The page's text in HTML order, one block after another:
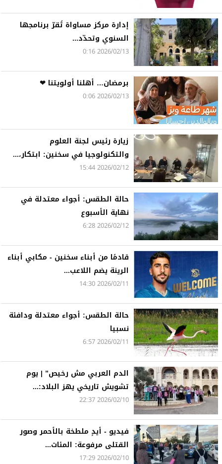
إدارة مركز مساواة تُقرّ برنامجها
السنوي وتحدّد...
2026/02/13 0:16
برمضان… أهلنا أولويتنا ❤
2026/02/13 0:06
زيارة رئيس لجنة العلوم
والتكنولوجيا في سخنين: ابتكار،...
2026/02/12 15:44
حالة الطقس: أجواء معتدلة في
نهاية الأسبوع
2026/02/12 6:28
قادمًا من أبناء سخنين - مكابي أبناء
الرينة يضم اللاعب...
2026/02/11 14:30
حالة الطقس: أجواء معتدلة ودافئة
نسبيا
2026/02/11 6:57
الدم العربي مش رخيص” | يوم
تشويش تاريخي يهز البلاد:...
2026/02/10 22:37
فيديو - أيدٍ ملطخة بالأحمر وصور
القتلى مرفوعة: المئات...
2026/02/10 17:29